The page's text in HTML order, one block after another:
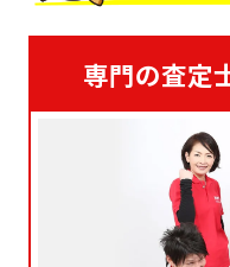
専門の査定